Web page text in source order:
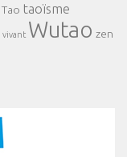
Tao taoïsme
vivant Wutao zen